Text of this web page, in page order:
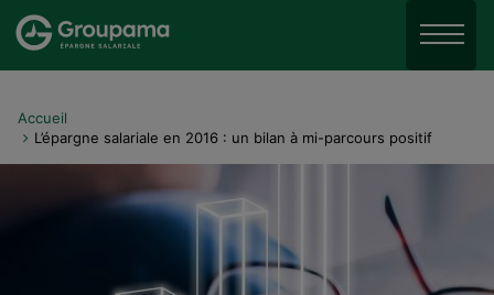
Aller au menu
Aller au contenu
Menu
Accueil
L’épargne salariale en 2016 : un bilan à mi-parcours positif